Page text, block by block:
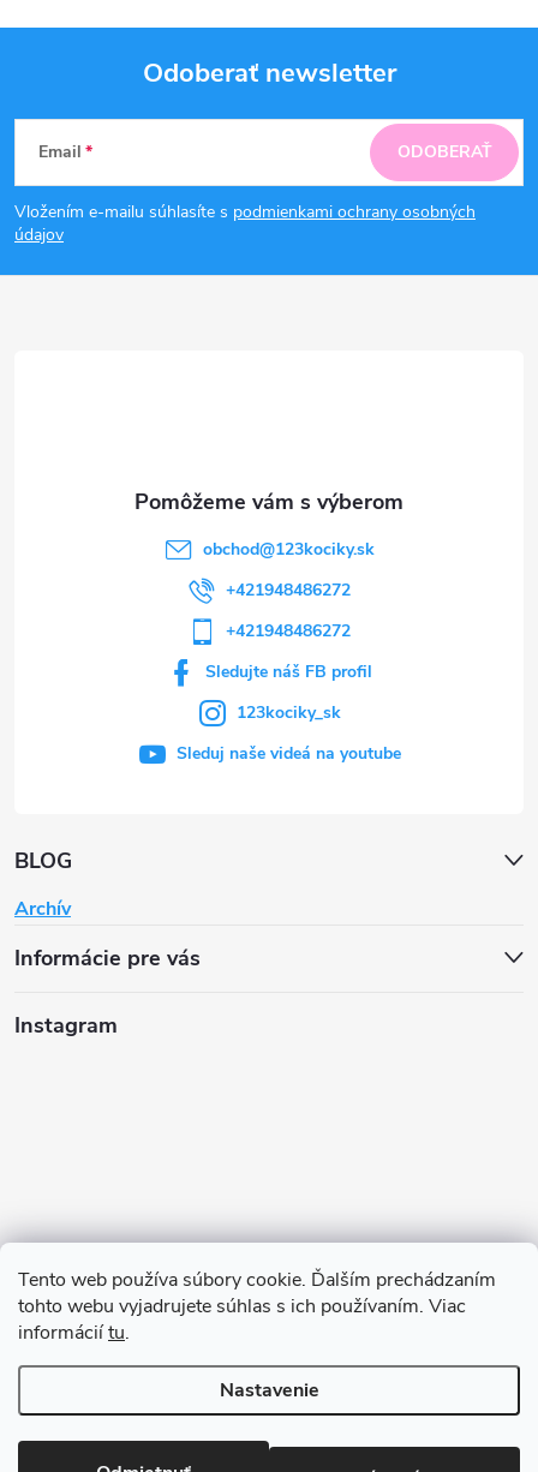
Tento web používa súbory cookie. Ďalším prechádzaním
tohto webu vyjadrujete súhlas s ich používaním. Viac
informáciítu.
Nastavenie
Z
á
p
Odoberať newsletter
Email
Vložením e-mailu súhlasíte s podmienkami ochrany osobných
údajov
ODOBERAŤ
BLOG
Archív
Informácie pre vás
obchod@123kociky.sk
+421948486272
+421948486272
Sledujte náš FB profil
123kociky_sk
Sleduj naše videá na youtube
Instagram
Sledovať na Instagrame
123kociky.sk. Všetky práva vyhradené.